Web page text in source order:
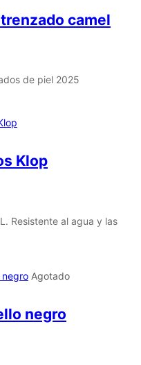
camel
de piel 2025
Klop
Resistente al agua y las
Agotado
negro